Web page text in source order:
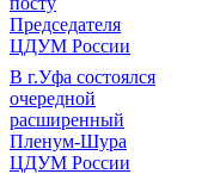
Председателя
ЦДУМ России
В г.Уфа состоялся
очередной
расширенный
Пленум-Шура
ЦДУМ России